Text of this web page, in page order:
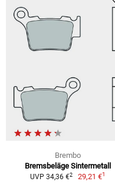
Brembo
Bremsbeläge Sintermetall
UVP 34,36 €2 29,21 €1